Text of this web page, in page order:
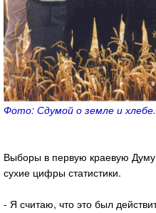
Фото: Сдумой о земле и
Выборы в первую краевую
сухие цифры статистики.
- Я считаю, что это был